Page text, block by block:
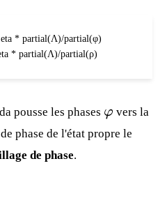
* partial(Λ)/partial(φ)
* partial(Λ)/partial(ρ)
pousse les phases φ
φ vers la
phase de l'état propre le
de phase.